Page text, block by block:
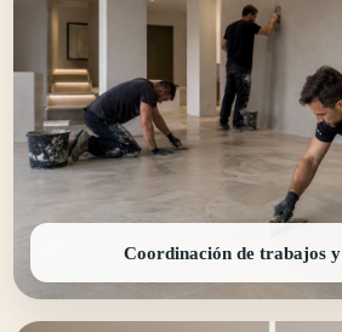
Coordinación de trabajos y